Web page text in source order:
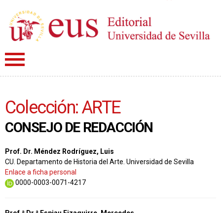
Colección: ARTE
CONSEJO DE REDACCIÓN
Prof. Dr. Méndez Rodríguez, Luis
CU. Departamento de Historia del Arte. Universidad de Sevilla
Enlace a ficha personal
0000-0003-0071-4217